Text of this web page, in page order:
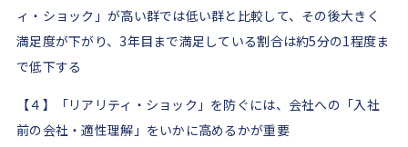
ィ・ショック」が高い群では低い群と比較して、その後大きく
満足度が下がり、3年目まで満足している割合は約5分の1程度ま
で低下する
【４】「リアリティ・ショック」を防ぐには、会社への「入社
前の会社・適性理解」をいかに高めるかが重要